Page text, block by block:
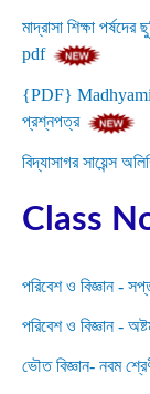
মাদ্রাসা শিক্ষা
pdf
{PDF} Madhyamik
প্রশ্নপত্র
বিদ্যাসাগর সায়েন্স
Class
পরিবেশ ও বিজ্ঞান -
পরিবেশ ও বিজ্ঞান -
ভৌত বিজ্ঞান- নবম